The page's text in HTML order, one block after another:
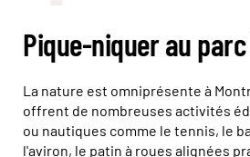
Pique-niquer au
La nature est omniprésente à
offrent de nombreuses activités
ou nautiques comme le tennis, le
l'aviron, le patin à roues alignées